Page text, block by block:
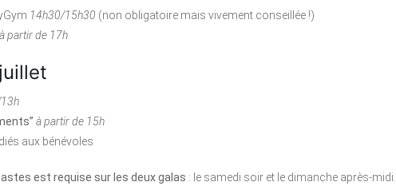
14h30/15h30 (non obligatoire mais vivement conseillée !)
à partir de 17h
à partir de 15h
aux bénévoles
est requise sur les deux galas : le samedi soir et le dimanche après-